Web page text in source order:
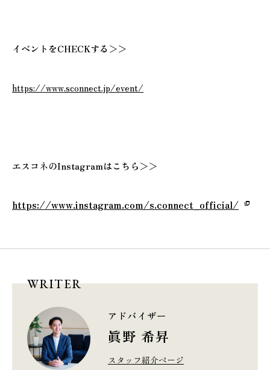
イベントをCHECKする＞＞
https://www.sconnect.jp/event/
エスコネのInstagramはこちら＞＞
https://www.instagram.com/s.connect_official/
WRITER
アドバイザー
眞野 希昇
スタッフ紹介ページ